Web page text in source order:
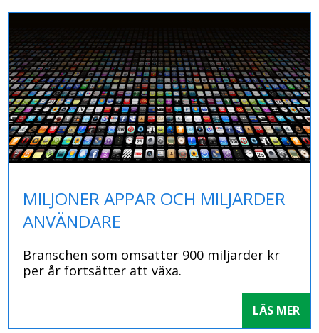
MILJONER APPAR OCH MILJARDER
ANVÄNDARE
Branschen som omsätter 900 miljarder kr
per år fortsätter att växa.
LÄS MER